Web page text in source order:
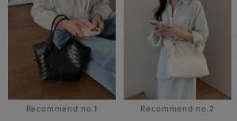
Recommend no.1 Recommend no.2